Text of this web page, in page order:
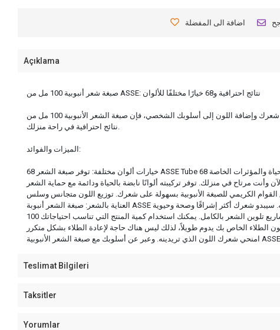
اضافة الى المفضلة
Açıklama
صبغة شعر أنبوبية 100 مل من ASSE: نتائج احترافية و68 خيارًا مختلفًا للألوان
إذا كنت ترغب في تنشيط شعرك وإضافة اللون إلى أسلوبك الشخصي، فإن صبغة الشعر الأنبوبية 100 مل من ASSE هي المنتج الذي تبحث عنه تمامًا ل! تم تصميم صبغة الشعر هذه بتركيبة تحمي جمال وصحة شعرك، وتساعدك على تحقيق
نتائج احترافية في راحة منزلك.
الميزات والفوائد:
Teslimat Bilgileri
Taksitler
Yorumlar